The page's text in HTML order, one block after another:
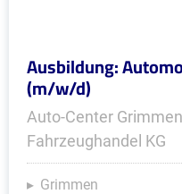
Ausbildung:
(m/w/d)
Auto-Center
Fahrzeughandel KG
Grimmen